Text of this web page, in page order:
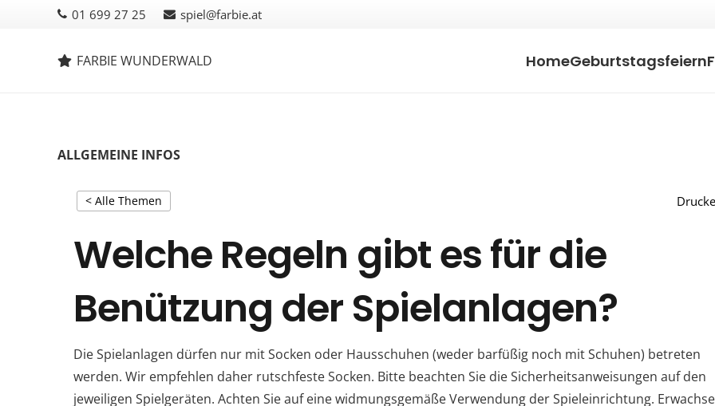
01 699 27 25 spiel@farbie.at
FARBIE WUNDERWALD HomeGeburtstagsfeiern
ALLGEMEINE INFOS
< Alle Themen
Welche Regeln gibt es für die
Benützung der Spielanlagen?
Die Spielanlagen dürfen nur mit Socken oder Hausschuhen (weder barfüßig noch mit Schuhen) betreten
werden. Wir empfehlen daher rutschfeste Socken. Bitte beachten Sie die Sicherheitsanweisungen auf den
jeweiligen Spielgeräten. Achten Sie auf eine widmungsgemäße Verwendung der Spieleinrichtung.